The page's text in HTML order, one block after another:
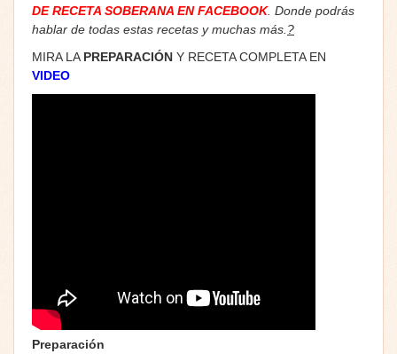
DE RECETA SOBERANA EN FACEBOOK. Donde podrás
hablar de todas estas recetas y muchas más. ?
MIRA LA PREPARACIÓN Y RECETA COMPLETA EN
VIDEO
Preparación